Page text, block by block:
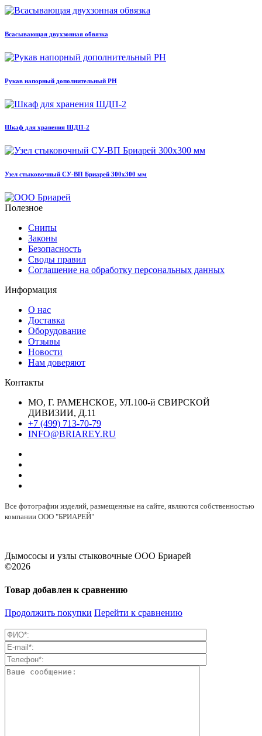
Всасывающая двухзонная обвязка
Рукав напорный дополнительный РН
Шкаф для хранения ШДП-2
Узел стыковочный СУ-ВП Бриарей 300х300 мм
Полезное
Снипы
Законы
Безопасность
Своды правил
Соглашение на обработку персональных данных
Информация
О нас
Доставка
Оборудование
Отзывы
Новости
Нам доверяют
Контакты
МО, Г. РАМЕНСКОЕ, УЛ.100-й СВИРСКОЙ
ДИВИЗИИ, Д.11
+7 (499) 713-70-79
INFO@BRIAREY.RU
Все фотографии изделий, размещенные на сайте, являются собственностью
компании ООО "БРИАРЕЙ"
Дымососы и узлы стыковочные ООО Бриарей
©2026
Товар добавлен к сравнению
Продолжить покупки Перейти к сравнению